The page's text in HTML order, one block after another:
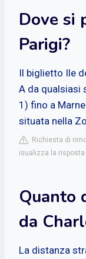
Dove si
Parigi?
Il biglietto Ile
A da qualsiasi
1) fino a
situata nella
Richiesta di
isualizza la
Quanto
da
La distanza